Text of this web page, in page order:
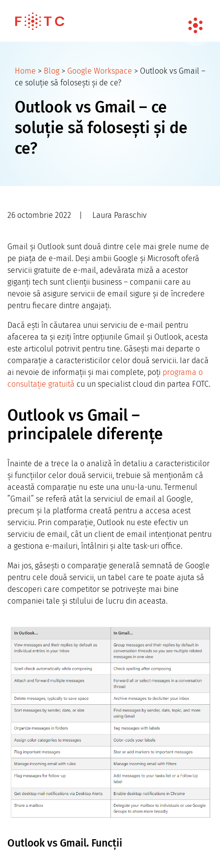
Home > Blog > Google Workspace > Outlook vs Gmail –
ce soluție să folosești și de ce?
Outlook vs Gmail – ce
soluție să folosești și de
ce?
26 octombrie 2022 Laura Paraschiv
Gmail și Outlook sunt două dintre cele mai grele nume de
pe piața de e-mail. Deși ambii Google și Microsoft oferă
servicii gratuite de e-mail, adevărata miză a acestor
giganți tech sunt clienții business – companii care au
nevoie să asigure servicii de email sigure și de încredere
pentru fiecare dintre angajați.
Dacă ești în căutarea unui serviciu de e-mail pentru
afacerea ta și eziți între opțiunile Gmail și Outlook, acesta
este articolul potrivit pentru tine. Găsești mai departe o
comparație a caracteristicilor celor două servicii. Iar dacă
ai nevoie de informații și mai complete, poți programa o
consultație gratuită cu un specialist cloud din partea FOTC.
Outlook vs Gmail –
principalele diferențe
Înainte de a trece la o analiză în detaliu a caracteristicilor
și funcțiilor celor două servicii, trebuie să menționăm că
această comparație nu este una unu-la-unu. Termenul
”Gmail” se referă atât la serviciul de email al Google,
precum și la platforma creată pentru a accesa acest
serviciu. Prin comparație, Outlook nu este efectiv un
serviciu de email, cât un client de email intenționat pentru
a gestiona e-mailuri, întâlniri și alte task-uri office.
Mai jos, găsești o comparație generală semnată de Google
pentru cele două servicii, un tabel care te poate ajuta să
descoperi care competitor se potrivește mai bine
companiei tale și stilului de lucru din aceasta.
Outlook vs Gmail. Funcții